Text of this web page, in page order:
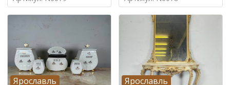
Ярославль
Ярославль